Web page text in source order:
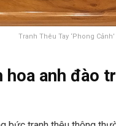
Tranh Thêu Tay ‘Phong Cảnh’
hoa anh đào